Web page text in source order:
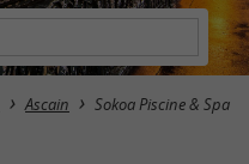
Ascain Sokoa Piscine & Spa